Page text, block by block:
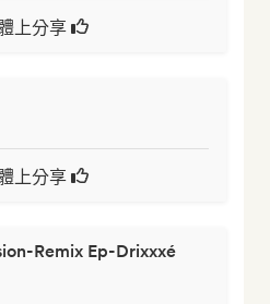
上分享
上分享
Remix Ep-Drixxxé